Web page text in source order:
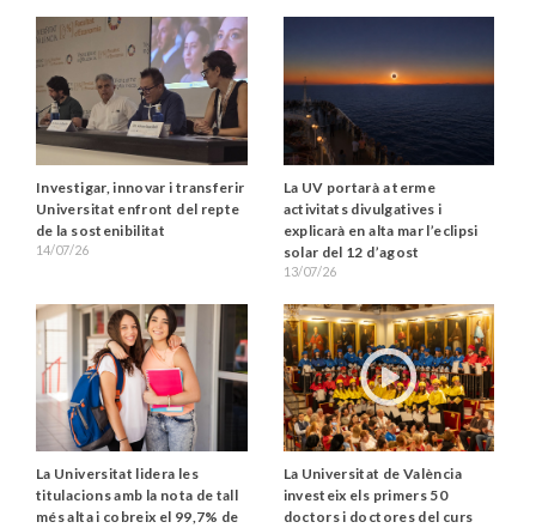
Investigar, innovar i transferir
Universitat enfront del repte
de la sostenibilitat
14/07/26
La UV portarà a terme
activitats divulgatives i
explicarà en alta mar l’eclipsi
solar del 12 d’agost
13/07/26
La Universitat lidera les
titulacions amb la nota de tall
més alta i cobreix el 99,7% de
La Universitat de València
investeix els primers 50
doctors i doctores del curs